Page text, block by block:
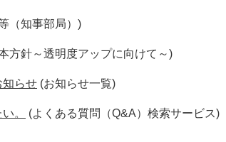
（知事部局）)
方針～透明度アップに向けて～)
知らせ (お知らせ一覧)
。 (よくある質問（Q&A）検索サービス)